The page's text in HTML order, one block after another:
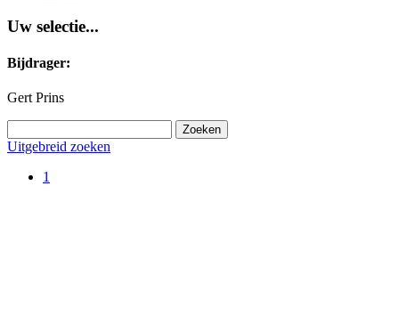
Uw selectie...
Bijdrager:
Gert Prins
Uitgebreid zoeken
1